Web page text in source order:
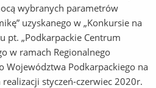
wybranych parametrów
uzyskanego w „Konkursie na
pt. „Podkarpackie Centrum
w ramach Regionalnego
Województwa Podkarpackiego na
styczeń-czerwiec 2020r.